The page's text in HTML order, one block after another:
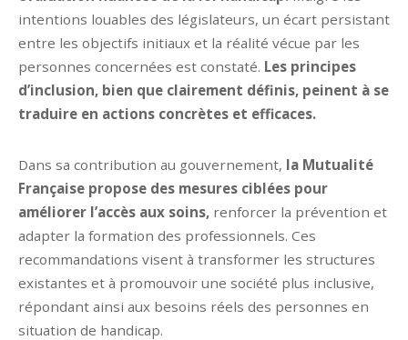
intentions louables des législateurs, un écart persistant
entre les objectifs initiaux et la réalité vécue par les
personnes concernées est constaté. Les principes
d’inclusion, bien que clairement définis, peinent à se
traduire en actions concrètes et efficaces.
Dans sa contribution au gouvernement, la Mutualité
Française propose des mesures ciblées pour
améliorer l’accès aux soins, renforcer la prévention et
adapter la formation des professionnels. Ces
recommandations visent à transformer les structures
existantes et à promouvoir une société plus inclusive,
répondant ainsi aux besoins réels des personnes en
situation de handicap.